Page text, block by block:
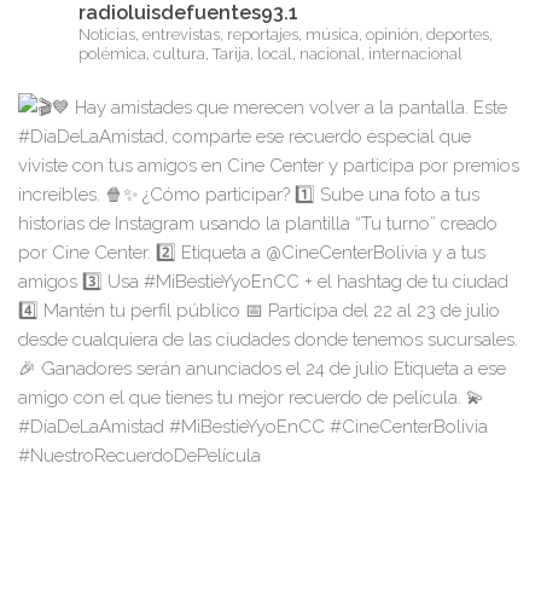
radioluisdefuentes93.1
Noticias, entrevistas, reportajes, música, opinión, deportes,
polémica, cultura, Tarija, local, nacional, internacional